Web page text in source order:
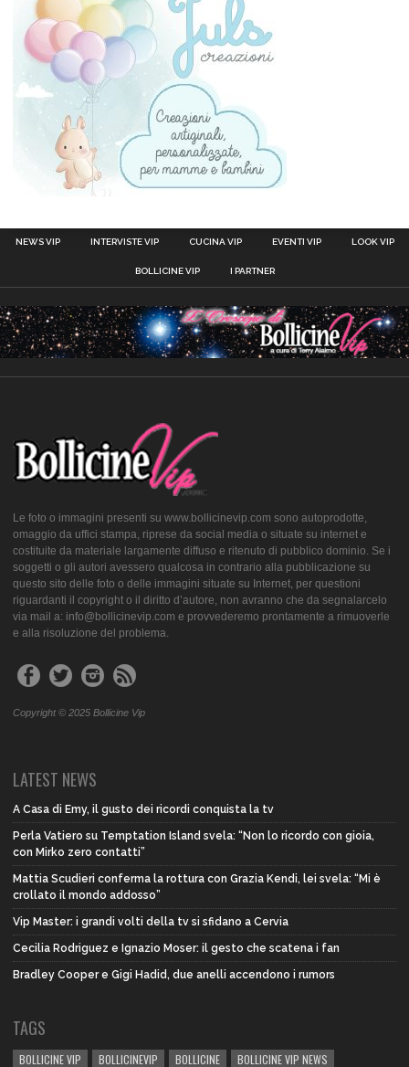
NEWS VIP INTERVISTE VIP CUCINA VIP EVENTI VIP LOOK VIP
BOLLICINE VIP I PARTNER
Le foto o immagini presenti su www.bollicinevip.com sono autoprodotte,
omaggio da uffici stampa, riprese da social media o situate su internet e
costituite da materiale largamente diffuso e ritenuto di pubblico dominio. Se i
soggetti o gli autori avessero qualcosa in contrario alla pubblicazione su
questo sito delle foto o delle immagini situate su Internet, per questioni
riguardanti il copyright o il diritto d’autore, non avranno che da segnalarcelo
via mail a: info@bollicinevip.com e provvederemo prontamente a rimuoverle
e alla risoluzione del problema.
Copyright © 2025 Bollicine Vip
LATEST NEWS
A Casa di Emy, il gusto dei ricordi conquista la tv
Perla Vatiero su Temptation Island svela: “Non lo ricordo con gioia,
con Mirko zero contatti”
Mattia Scudieri conferma la rottura con Grazia Kendi, lei svela: “Mi è
crollato il mondo addosso”
Vip Master: i grandi volti della tv si sfidano a Cervia
Cecilia Rodriguez e Ignazio Moser: il gesto che scatena i fan
Bradley Cooper e Gigi Hadid, due anelli accendono i rumors
TAGS
BOLLICINE VIP BOLLICINEVIP BOLLICINE BOLLICINE VIP NEWS